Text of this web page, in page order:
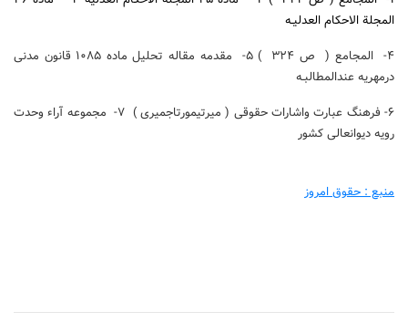
المجلة الاحکام العدلیـه
۴- المجامع ( ص ۳۲۴ ) ۵- مقدمه مقاله تحلیل ماده ۱۰۸۵ قانون مدنی
درمهریه عندالمطالبـه
۶- فرهنگ عبارت واشارات حقوقی ( میرتیمورتاجمیری ) ۷- مجموعه آراء وحدت
رویه دیوانعالی کشور
منبع : حقوق امروز